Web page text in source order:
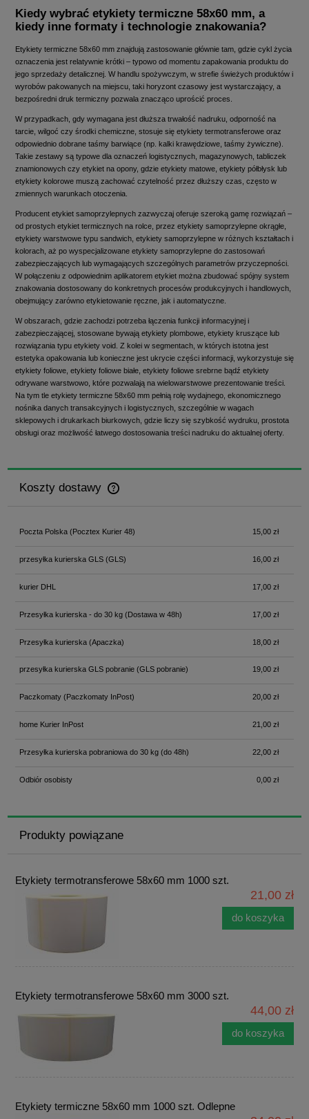
Kiedy wybrać etykiety termiczne 58x60 mm, a
kiedy inne formaty i technologie znakowania?
Etykiety termiczne 58x60 mm znajdują zastosowanie głównie tam, gdzie cykl życia
oznaczenia jest relatywnie krótki – typowo od momentu zapakowania produktu do
jego sprzedaży detalicznej. W handlu spożywczym, w strefie świeżych produktów i
wyrobów pakowanych na miejscu, taki horyzont czasowy jest wystarczający, a
bezpośredni druk termiczny pozwala znacząco uprościć proces.
W przypadkach, gdy wymagana jest dłuższa trwałość nadruku, odporność na
tarcie, wilgoć czy środki chemiczne, stosuje się etykiety termotransferowe oraz
odpowiednio dobrane taśmy barwiące (np. kalki krawędziowe, taśmy żywiczne).
Takie zestawy są typowe dla oznaczeń logistycznych, magazynowych, tabliczek
znamionowych czy etykiet na opony, gdzie etykiety matowe, etykiety półbłysk lub
etykiety kolorowe muszą zachować czytelność przez dłuższy czas, często w
zmiennych warunkach otoczenia.
Producent etykiet samoprzylepnych zazwyczaj oferuje szeroką gamę rozwiązań –
od prostych etykiet termicznych na rolce, przez etykiety samoprzylepne okrągłe,
etykiety warstwowe typu sandwich, etykiety samoprzylepne w różnych kształtach i
kolorach, aż po wyspecjalizowane etykiety samoprzylepne do zastosowań
zabezpieczających lub wymagających szczególnych parametrów przyczepności.
W połączeniu z odpowiednim aplikatorem etykiet można zbudować spójny system
znakowania dostosowany do konkretnych procesów produkcyjnych i handlowych,
obejmujący zarówno etykietowanie ręczne, jak i automatyczne.
W obszarach, gdzie zachodzi potrzeba łączenia funkcji informacyjnej i
zabezpieczającej, stosowane bywają etykiety plombowe, etykiety kruszące lub
rozwiązania typu etykiety void. Z kolei w segmentach, w których istotna jest
estetyka opakowania lub konieczne jest ukrycie części informacji, wykorzystuje się
etykiety foliowe, etykiety foliowe białe, etykiety foliowe srebrne bądź etykiety
odrywane warstwowo, które pozwalają na wielowarstwowe prezentowanie treści.
Na tym tle etykiety termiczne 58x60 mm pełnią rolę wydajnego, ekonomicznego
nośnika danych transakcyjnych i logistycznych, szczególnie w wagach
sklepowych i drukarkach biurkowych, gdzie liczy się szybkość wydruku, prostota
obsługi oraz możliwość łatwego dostosowania treści nadruku do aktualnej oferty.
Koszty dostawy
Cena nie zawiera ewentualnych kosztów płatności
Poczta Polska(Pocztex Kurier 48) 15,00 zł
przesyłka kurierska GLS(GLS) 16,00 zł
kurier DHL 17,00 zł
Przesyłka kurierska - do 30 kg(Dostawa w 48h) 17,00 zł
Przesyłka kurierska (Apaczka) 18,00 zł
przesyłka kurierska GLS pobranie(GLS pobranie) 19,00 zł
Paczkomaty(Paczkomaty InPost) 20,00 zł
home Kurier InPost 21,00 zł
Przesyłka kurierska pobraniowa do 30 kg(do 48h) 22,00 zł
Odbiór osobisty 0,00 zł
Produkty powiązane
Etykiety termotransferowe 58x60 mm 1000 szt.
21,00 zł
do koszyka
Etykiety termotransferowe 58x60 mm 3000 szt.
44,00 zł
do koszyka
Etykiety termiczne 58x60 mm 1000 szt. Odlepne